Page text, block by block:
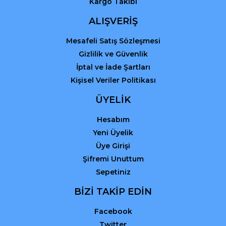
ALIŞVERİŞ
Mesafeli Satış Sözleşmesi
Gizlilik ve Güvenlik
İptal ve İade Şartları
Kişisel Veriler Politikası
ÜYELİK
Hesabım
Yeni Üyelik
Üye Girişi
Şifremi Unuttum
Sepetiniz
BİZİ TAKİP EDİN
Facebook